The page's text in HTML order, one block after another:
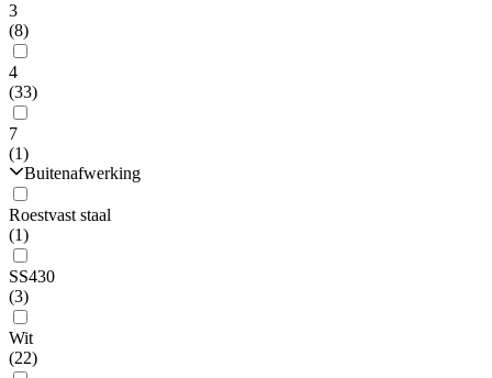
3
(8)
4
(33)
7
(1)
Buitenafwerking
Roestvast staal
(1)
SS430
(3)
Wit
(22)